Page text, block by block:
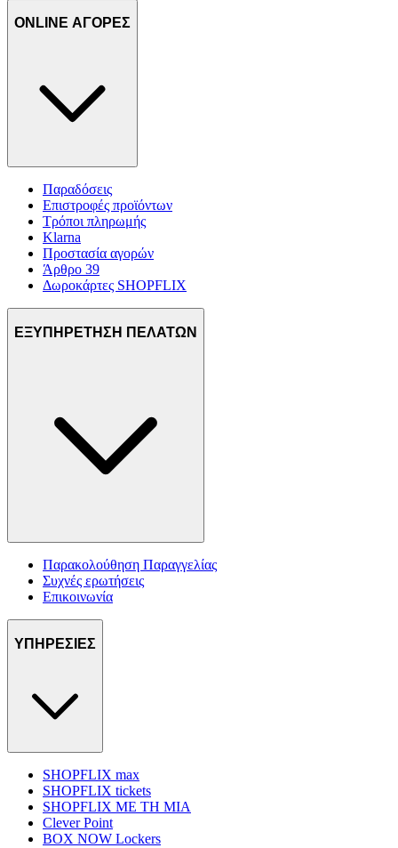
διαφημίσεων και περιεχομένου, τις μετρήσεις σχετικά με
τοποθεσίας μας στους συνεργάτες μέσων κοινωνικής
δικτύωσης, διαφημίσεων και ανάλυσης.
ONLINE ΑΓΟΡΕΣ
Παραδόσεις
Επιστροφές προϊόντων
Τρόποι πληρωμής
Klarna
Προστασία αγορών
Άρθρο 39
Δωροκάρτες SHOPFLIX
ΕΞΥΠΗΡΕΤΗΣΗ ΠΕΛΑΤΩΝ
Παρακολούθηση Παραγγελίας
Συχνές ερωτήσεις
Επικοινωνία
ΥΠΗΡΕΣΙΕΣ
SHOPFLIX max
SHOPFLIX tickets
SHOPFLIX ΜΕ ΤΗ ΜΙΑ
Clever Point
BOX NOW Lockers